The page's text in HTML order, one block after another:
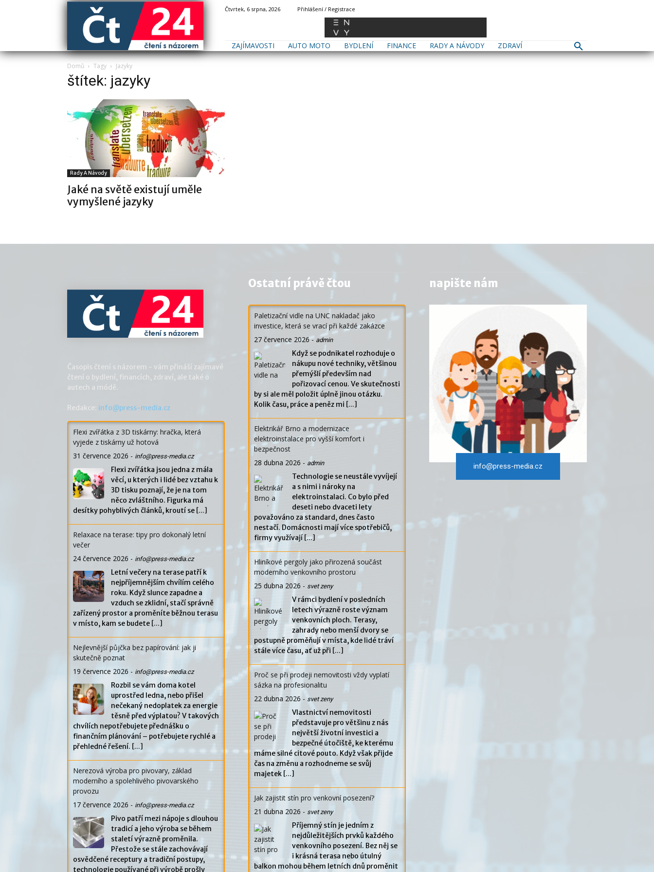
Čtvrtek, 6 srpna, 2026 Přihlášení / Registrace
ZAJÍMAVOSTI AUTO MOTO BYDLENÍ FINANCE RADY A NÁVODY ZDRAVÍ
Domů Tagy Jazyky
štítek: jazyky
Rady A Návody
Jaké na světě existují uměle
vymyšlené jazyky
Časopis čtení s názorem - vám přináší zajímavé
čtení o bydlení, financích, zdraví, ale také o
autech a módě.
Redakce: info@press-media.cz
Flexi zvířátka z 3D tiskárny: hračka, která
vyjede z tiskárny už hotová
31 července 2026 - info@press-media.cz
Flexi zvířátka jsou jedna z mála
věcí, u kterých i lidé bez vztahu k
3D tisku poznají, že je na tom
něco zvláštního. Figurka má
desítky pohyblivých článků, kroutí se [...]
Relaxace na terase: tipy pro dokonalý letní
večer
24 července 2026 - info@press-media.cz
Letní večery na terase patří k
nejpříjemnějším chvílím celého
roku. Když slunce zapadne a
vzduch se zklidní, stačí správně
zařízený prostor a proměníte běžnou terasu
v místo, kam se budete [...]
Nejlevnější půjčka bez papírování: jak ji
skutečně poznat
19 července 2026 - info@press-media.cz
Rozbil se vám doma kotel
uprostřed ledna, nebo přišel
nečekaný nedoplatek za energie
těsně před výplatou? V takových
chvílích nepotřebujete přednášku o
finančním plánování – potřebujete rychlé a
přehledné řešení. [...]
Nerezová výroba pro pivovary, základ
moderního a spolehlivého pivovarského
provozu
17 července 2026 - info@press-media.cz
Pivo patří mezi nápoje s dlouhou
tradicí a jeho výroba se během
staletí výrazně proměnila.
Přestože se stále zachovávají
osvědčené receptury a tradiční postupy,
technologie používané při výrobě prošly
Ostatní právě čtou
Paletizační vidle na UNC nakladač jako
investice, která se vrací při každé zakázce
27 července 2026- admin
Když se podnikatel rozhoduje o
nákupu nové techniky, většinou
přemýšlí především nad
pořizovací cenou. Ve skutečnosti
by si ale měl položit úplně jinou otázku.
Kolik času, práce a peněz mi [...]
Elektrikář Brno a modernizace
elektroinstalace pro vyšší komfort i
bezpečnost
28 dubna 2026 - admin
Technologie se neustále vyvíjejí
a s nimi i nároky na
elektroinstalaci. Co bylo před
deseti nebo dvaceti lety
považováno za standard, dnes často
nestačí. Domácnosti mají více spotřebičů,
firmy využívají [...]
Hliníkové pergoly jako přirozená součást
moderního venkovního prostoru
25 dubna 2026 - svet zeny
V rámci bydlení v posledních
letech výrazně roste význam
venkovních ploch. Terasy,
zahrady nebo menší dvory se
postupně proměňují v místa, kde lidé tráví
stále více času, ať už při [...]
Proč se při prodeji nemovitosti vždy vyplatí
sázka na profesionalitu
22 dubna 2026 - svet zeny
Vlastnictví nemovitosti
představuje pro většinu z nás
největší životní investici a
bezpečné útočiště, ke kterému
máme silné citové pouto. Když však přijde
čas na změnu a rozhodneme se svůj
majetek [...]
Jak zajistit stín pro venkovní posezení?
21 dubna 2026 - svet zeny
Příjemný stín je jedním z
nejdůležitějších prvků každého
venkovního posezení. Bez něj se
i krásná terasa nebo útulný
balkon mohou během letních dnů proměnit
napište nám
info@press-media.cz